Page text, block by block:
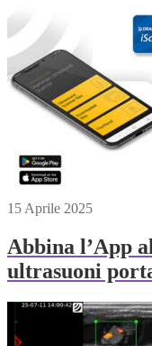
15 Aprile 2025
Abbina l’App
ultrasuoni